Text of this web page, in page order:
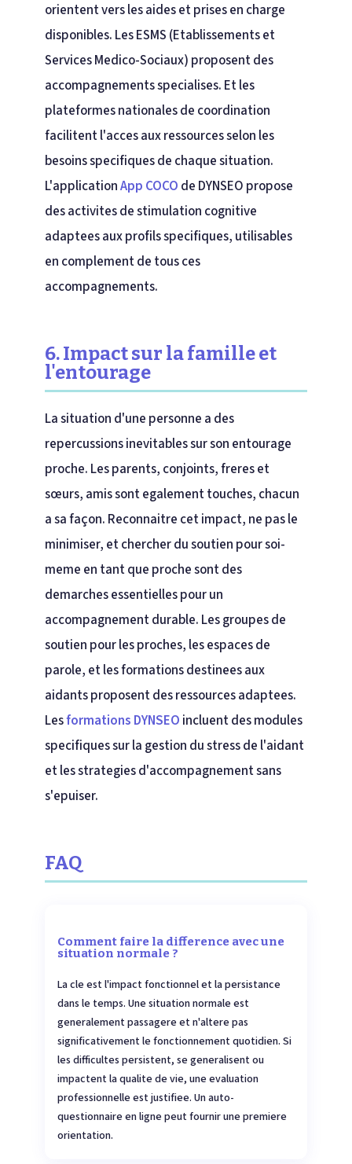
orientent vers les aides et prises en charge
disponibles. Les ESMS (Etablissements et
Services Medico-Sociaux) proposent des
accompagnements specialises. Et les
plateformes nationales de coordination
facilitent l'acces aux ressources selon les
besoins specifiques de chaque situation.
L'applicationApp COCO de DYNSEO propose
des activites de stimulation cognitive
adaptees aux profils specifiques, utilisables
en complement de tous ces
accompagnements.
6. Impact sur la famille et
l'entourage
La situation d'une personne a des
repercussions inevitables sur son entourage
proche. Les parents, conjoints, freres et
sœurs, amis sont egalement touches, chacun
a sa façon. Reconnaitre cet impact, ne pas le
minimiser, et chercher du soutien pour soi-
meme en tant que proche sont des
demarches essentielles pour un
accompagnement durable. Les groupes de
soutien pour les proches, les espaces de
parole, et les formations destinees aux
aidants proposent des ressources adaptees.
Lesformations DYNSEO incluent des modules
specifiques sur la gestion du stress de l'aidant
et les strategies d'accompagnement sans
s'epuiser.
FAQ
Comment faire la difference avec une
situation normale ?
La cle est l'impact fonctionnel et la persistance
dans le temps. Une situation normale est
generalement passagere et n'altere pas
significativement le fonctionnement quotidien. Si
les difficultes persistent, se generalisent ou
impactent la qualite de vie, une evaluation
professionnelle est justifiee. Un auto-
questionnaire en ligne peut fournir une premiere
orientation.